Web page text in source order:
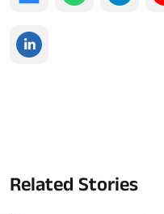
Related Stories